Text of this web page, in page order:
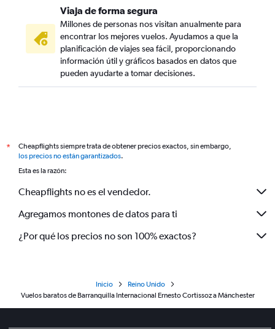
Viaja de forma segura
Millones de personas nos visitan anualmente para
encontrar los mejores vuelos. Ayudamos a que la
planificación de viajes sea fácil, proporcionando
información útil y gráficos basados en datos que
pueden ayudarte a tomar decisiones.
*
Cheapflights siempre trata de obtener precios exactos, sin embargo,
los precios no están garantizados.
Esta es la razón:
Cheapflights no es el vendedor.
Agregamos montones de datos para ti
¿Por qué los precios no son 100% exactos?
Inicio
Reino Unido
Vuelos baratos de Barranquilla Internacional Ernesto Cortissoz a Mánchester